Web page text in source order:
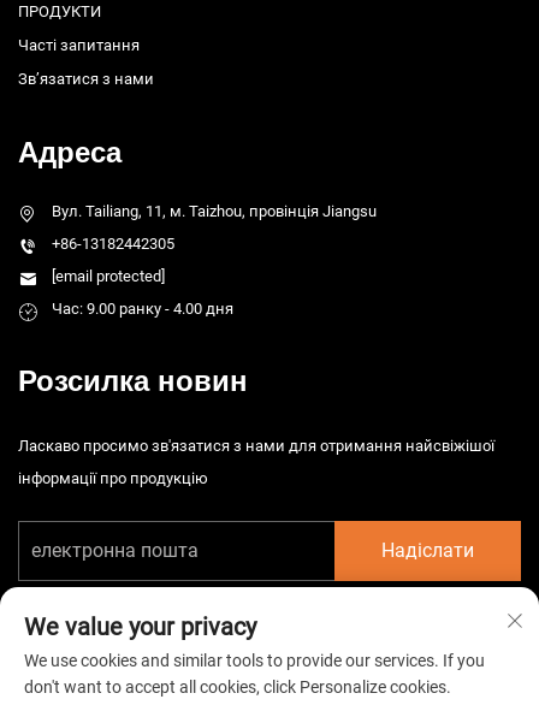
ПРОДУКТИ
Часті запитання
Зв’язатися з нами
Адреса
Вул. Tailiang, 11, м. Taizhou, провінція Jiangsu
+86-13182442305
[email protected]
Час: 9.00 ранку - 4.00 дня
Розсилка новин
Ласкаво просимо зв'язатися з нами для отримання найсвіжішої
інформації про продукцію
Надіслати
We value your privacy
We use cookies and similar tools to provide our services. If you
don't want to accept all cookies, click Personalize cookies.